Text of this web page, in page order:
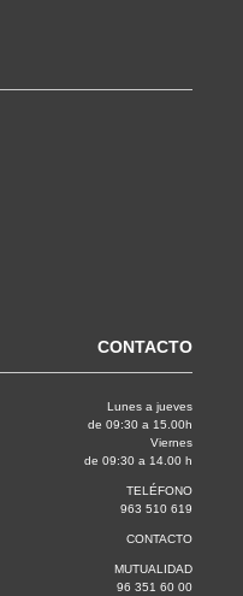
CONTACTO
Lunes a jueves
de 09:30 a 15.00h
Viernes
de 09:30 a 14.00 h
TELÉFONO
963 510 619
CONTACTO
MUTUALIDAD
96 351 60 00